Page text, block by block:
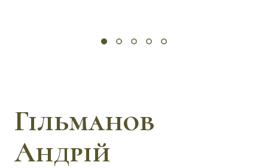
Гільманов
Андрій